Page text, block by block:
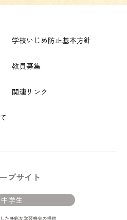
学校いじめ防止基本方針
教員募集
関連リンク
プサイト
中学生